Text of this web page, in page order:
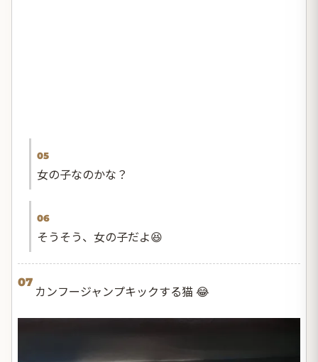
05
女の子なのかな？
06
そうそう、女の子だよ😆
07
カンフージャンプキックする猫 😂